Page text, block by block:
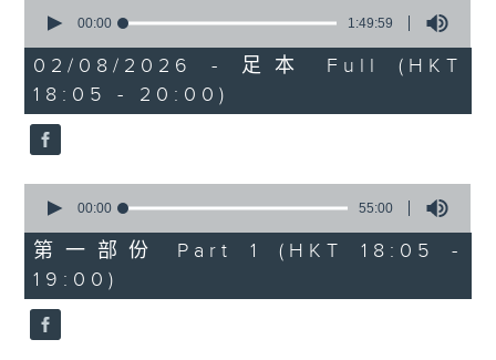
seconds
1
hour,
49
minutes,
59
seconds
00:00 1:49:59
02/08/2026 - 足本 Full (HKT
18:05 - 20:00)
seconds
55
minutes,
0
seconds
00:00 55:00
第一部份 Part 1 (HKT 18:05 -
19:00)